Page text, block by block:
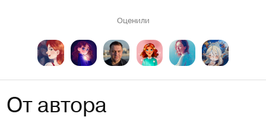
Оценили
От автора